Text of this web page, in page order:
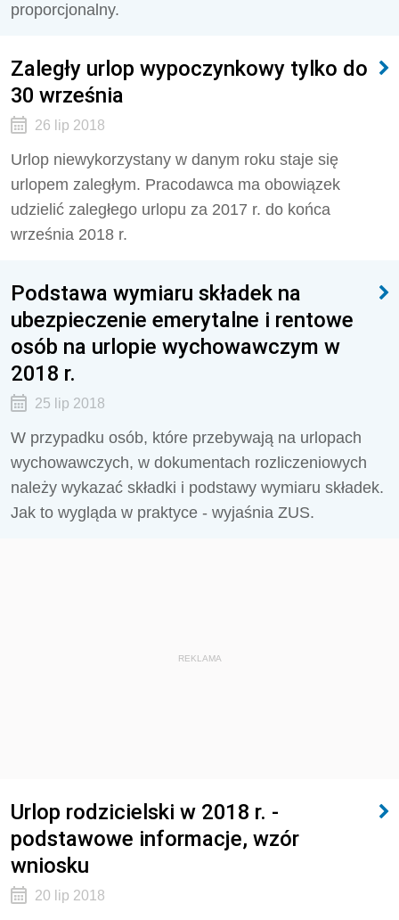
proporcjonalny.
Zaległy urlop wypoczynkowy tylko do
30 września
26 lip 2018
Urlop niewykorzystany w danym roku staje się
urlopem zaległym. Pracodawca ma obowiązek
udzielić zaległego urlopu za 2017 r. do końca
września 2018 r.
Podstawa wymiaru składek na
ubezpieczenie emerytalne i rentowe
osób na urlopie wychowawczym w
2018 r.
25 lip 2018
W przypadku osób, które przebywają na urlopach
wychowawczych, w dokumentach rozliczeniowych
należy wykazać składki i podstawy wymiaru składek.
Jak to wygląda w praktyce - wyjaśnia ZUS.
REKLAMA
Urlop rodzicielski w 2018 r. -
podstawowe informacje, wzór
wniosku
20 lip 2018